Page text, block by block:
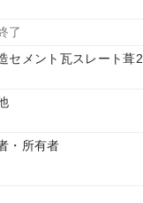
了
セメント瓦スレート葺2
・所有者